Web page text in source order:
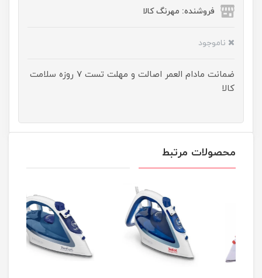
فروشنده: مهرنگ کالا
ناموجود
ضمانت مادام العمر اصالت و مهلت تست ۷ روزه سلامت
کالا
محصولات مرتبط